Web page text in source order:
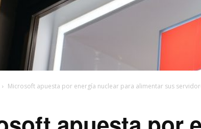
Microsoft apuesta por energía nuclear para alimentar sus